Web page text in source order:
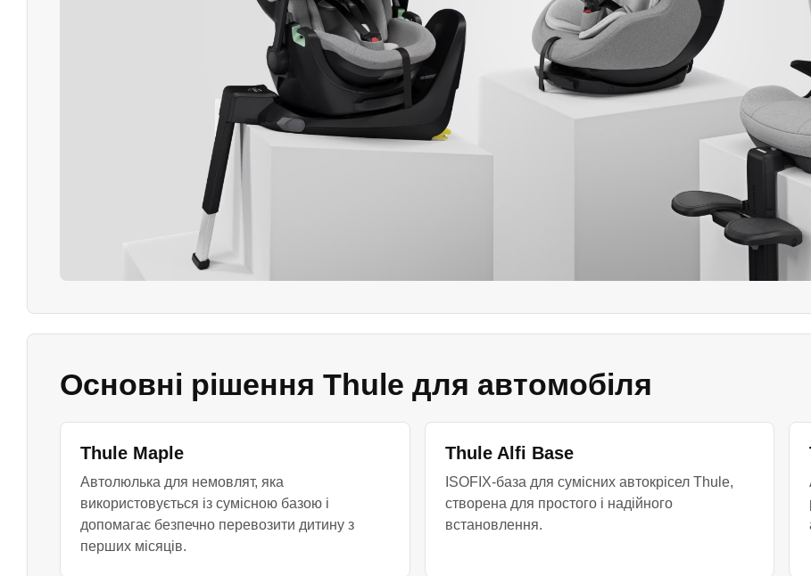
Основні рішення Thule для автомобіля
Thule Maple
Автолюлька для немовлят, яка
використовується із сумісною базою і
допомагає безпечно перевозити дитину з
перших місяців.
Thule Alfi Base
ISOFIX-база для сумісних автокрісел Thule,
створена для простого і надійного
встановлення.